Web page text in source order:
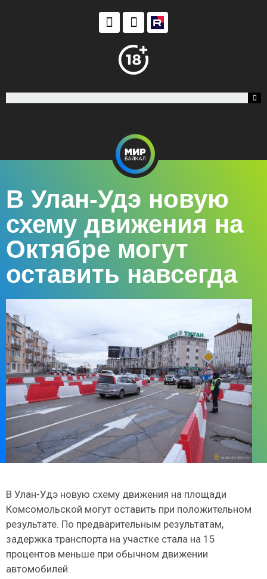
В Улан-Удэ новую
схему движения на
Октябре могут
оставить навсегда
В Улан-Удэ новую схему движения на площади
Комсомольской могут оставить при положительном
результате. По предварительным результатам,
задержка транспорта на участке стала на 15
процентов меньше при обычном движении
автомобилей.